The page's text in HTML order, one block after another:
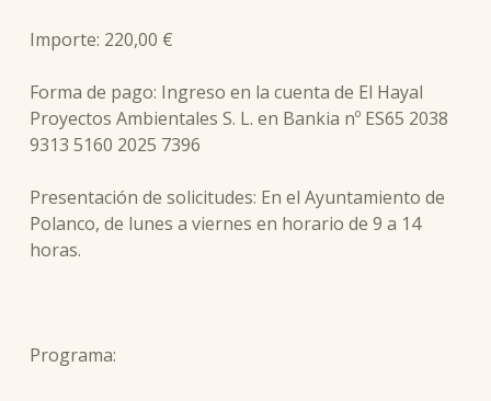
Importe: 220,00 €
Forma de pago: Ingreso en la cuenta de El Hayal
Proyectos Ambientales S. L. en Bankia nº ES65 2038
9313 5160 2025 7396
Presentación de solicitudes: En el Ayuntamiento de
Polanco, de lunes a viernes en horario de 9 a 14
horas.
Programa: